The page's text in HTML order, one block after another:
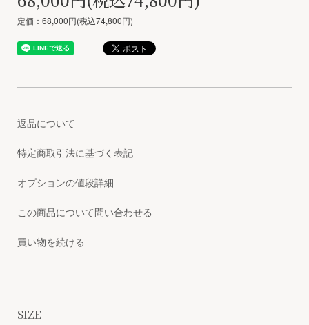
定価：68,000円(税込74,800円)
返品について
特定商取引法に基づく表記
オプションの値段詳細
この商品について問い合わせる
買い物を続ける
SIZE